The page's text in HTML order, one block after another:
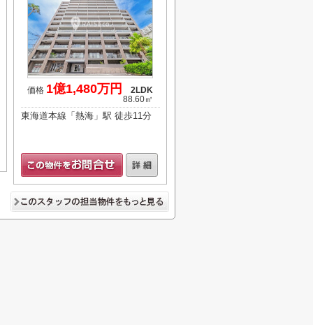
価格 1億1,480万円
2LDK
88.60㎡
東海道本線「熱海」駅 徒歩11分